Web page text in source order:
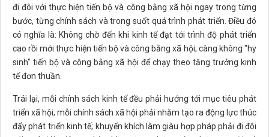
đi đôi với thực hiện tiến bộ và công bằng xã hội ngay trong từng
bước, từng chính sách và trong suốt quá trình phát triển. Điều đó
có nghĩa là: Không chờ đến khi kinh tế đạt tới trình độ phát triển
cao rồi mới thực hiện tiến bộ và công bằng xã hội; càng không "hy
sinh" tiến bộ và công bằng xã hội để chạy theo tăng trưởng kinh
tế đơn thuần.
Trái lại, mỗi chính sách kinh tế đều phải hướng tới mục tiêu phát
triển xã hội; mỗi chính sách xã hội phải nhằm tạo ra động lực thúc
đẩy phát triển kinh tế; khuyến khích làm giàu hợp pháp phải đi đôi